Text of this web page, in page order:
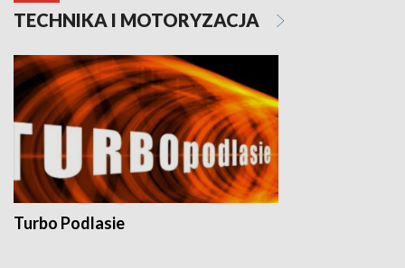
TECHNIKA I MOTORYZACJA
Turbo Podlasie